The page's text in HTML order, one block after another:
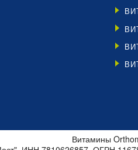
Витамины